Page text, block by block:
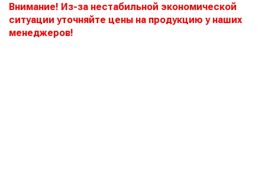
Внимание! Из-за нестабильной экономической
ситуации уточняйте цены на продукцию у наших
менеджеров!